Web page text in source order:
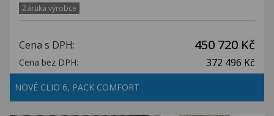
Záruka výrobce
Cena s DPH: 450 720 Kč
Cena bez DPH: 372 496 Kč
NOVÉ CLIO 6, PACK COMFORT